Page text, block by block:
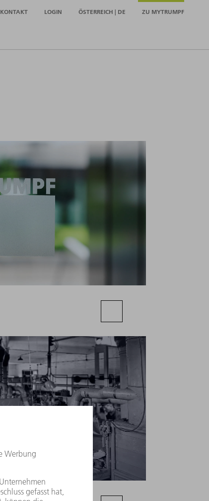
KONTAKT LOGIN ÖSTERREICH | DE ZU MYTRUMPF